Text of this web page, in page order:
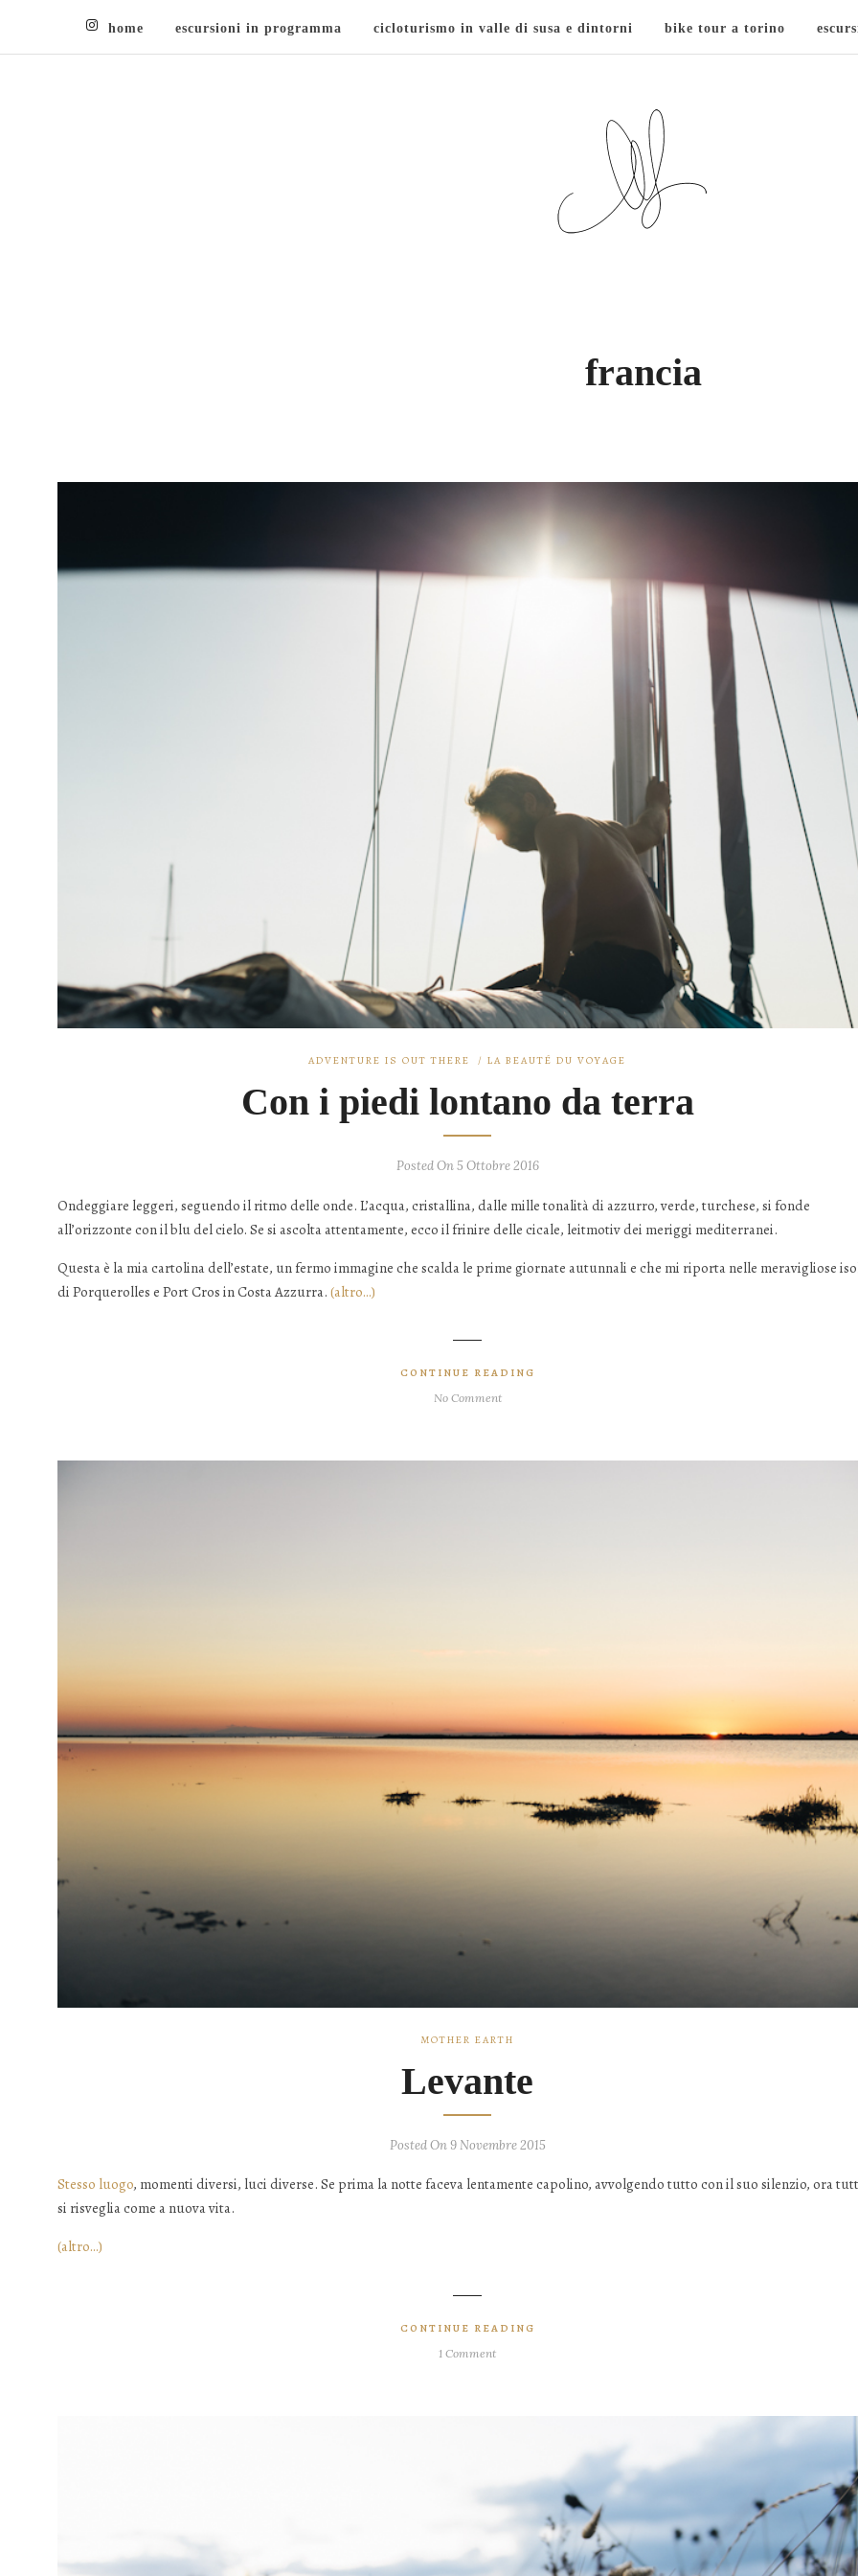
home escursioni in programma cicloturismo in valle di susa e dintorni bike tour a torino
francia
ADVENTURE IS OUT THERE /LA BEAUTÉ DU VOYAGE
Con i piedi lontano da terra
Posted On 5 Ottobre 2016
Ondeggiare leggeri, seguendo il ritmo delle onde. L’acqua, cristallina, dalle mille tonalità di azzurro, verde, turchese, si fonde
all’orizzonte con il blu del cielo. Se si ascolta attentamente, ecco il frinire delle cicale, leitmotiv dei meriggi mediterranei.
Questa è la mia cartolina dell’estate, un fermo immagine che scalda le prime giornate autunnali e che mi riporta nelle meravigliose
di Porquerolles e Port Cros in Costa Azzurra. (altro…)
CONTINUE READING
No Comment
MOTHER EARTH
Levante
Posted On 9 Novembre 2015
Stesso luogo, momenti diversi, luci diverse. Se prima la notte faceva lentamente capolino, avvolgendo tutto con il suo silenzio, ora
si risveglia come a nuova vita.
(altro…)
CONTINUE READING
1 Comment